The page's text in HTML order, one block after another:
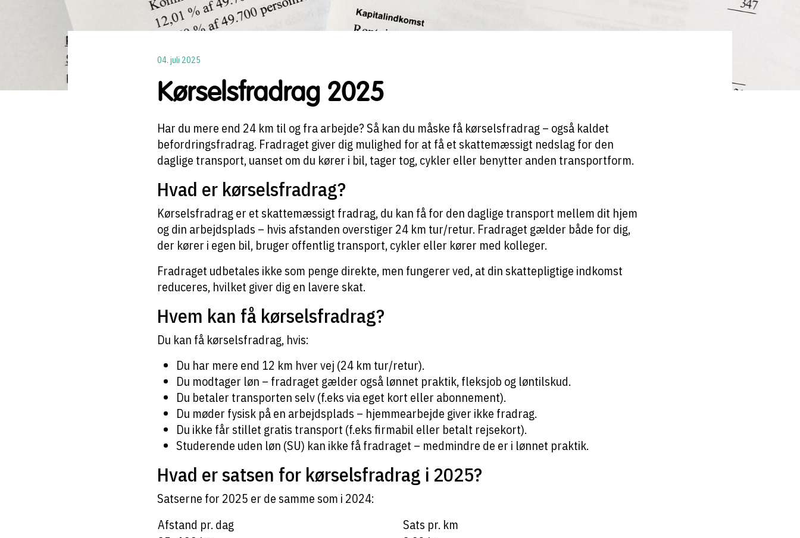
04. juli 2025
Kørselsfradrag 2025
Har du mere end 24 km til og fra arbejde? Så kan du måske få kørselsfradrag – også kaldet
befordringsfradrag. Fradraget giver dig mulighed for at få et skattemæssigt nedslag for den
daglige transport, uanset om du kører i bil, tager tog, cykler eller benytter anden transportform.
Hvad er kørselsfradrag?
Kørselsfradrag er et skattemæssigt fradrag, du kan få for den daglige transport mellem dit hjem
og din arbejdsplads – hvis afstanden overstiger 24 km tur/retur. Fradraget gælder både for dig,
der kører i egen bil, bruger offentlig transport, cykler eller kører med kolleger.
Fradraget udbetales ikke som penge direkte, men fungerer ved, at din skattepligtige indkomst
reduceres, hvilket giver dig en lavere skat.
Hvem kan få kørselsfradrag?
Du kan få kørselsfradrag, hvis:
Du har mere end 12 km hver vej (24 km tur/retur).
Du modtager løn – fradraget gælder også lønnet praktik, fleksjob og løntilskud.
Du betaler transporten selv (f.eks via eget kort eller abonnement).
Du møder fysisk på en arbejdsplads – hjemmearbejde giver ikke fradrag.
Du ikke får stillet gratis transport (f.eks firmabil eller betalt rejsekort).
Studerende uden løn (SU) kan ikke få fradraget – medmindre de er i lønnet praktik.
Hvad er satsen for kørselsfradrag i 2025?
Satserne for 2025 er de samme som i 2024:
Afstand pr. dag
Sats pr. km